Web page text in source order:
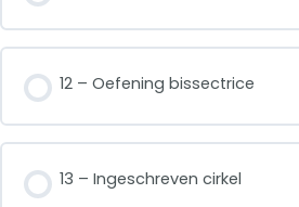
12 – Oefening bissectrice
13 – Ingeschreven cirkel